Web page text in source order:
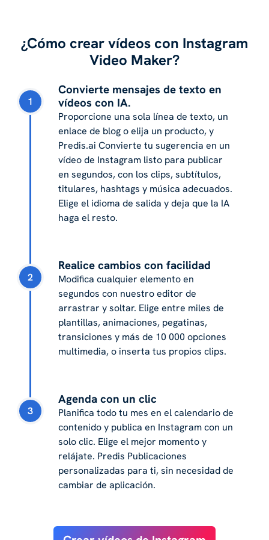
¿Cómo crear vídeos con Instagram
Video Maker?
1
Convierte mensajes de texto en
vídeos con IA.
Proporcione una sola línea de texto, un
enlace de blog o elija un producto, y
Predis.ai Convierte tu sugerencia en un
vídeo de Instagram listo para publicar
en segundos, con los clips, subtítulos,
titulares, hashtags y música adecuados.
Elige el idioma de salida y deja que la IA
haga el resto.
2
Realice cambios con facilidad
Modifica cualquier elemento en
segundos con nuestro editor de
arrastrar y soltar. Elige entre miles de
plantillas, animaciones, pegatinas,
transiciones y más de 10 000 opciones
multimedia, o inserta tus propios clips.
3
Agenda con un clic
Planifica todo tu mes en el calendario de
contenido y publica en Instagram con un
solo clic. Elige el mejor momento y
relájate. Predis Publicaciones
personalizadas para ti, sin necesidad de
cambiar de aplicación.